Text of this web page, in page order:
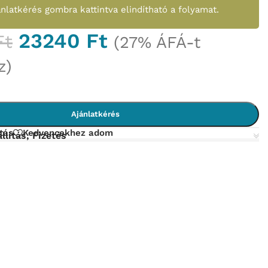
gombra kattintva elindítható a folyamat.
23240 Ft (27% ÁFÁ-t
Ajánlatkérés
Kedvencekhez adom
Fizetés